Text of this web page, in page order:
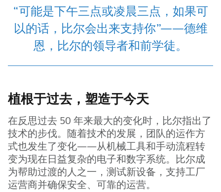
“可能是下午三点或凌晨三点，如果可
以的话，比尔会出来支持你”——德维
恩，比尔的领导者和前学徒。
植根于过去，塑造于今天
在反思过去 50 年来最大的变化时，比尔指出了
技术的步伐。随着技术的发展，团队的运作方
式也发生了变化——从机械工具和手动流程转
变为现在日益复杂的电子和数字系统。比尔成
为帮助过渡的人之一，测试新设备，支持工厂
运营商并确保安全、可靠的运营。